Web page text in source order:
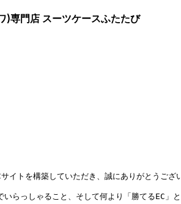
)専門店 スーツケースふたたび
イトを構築していただき、誠にありがとうござ
っしゃること、そして何より「勝てるEC」